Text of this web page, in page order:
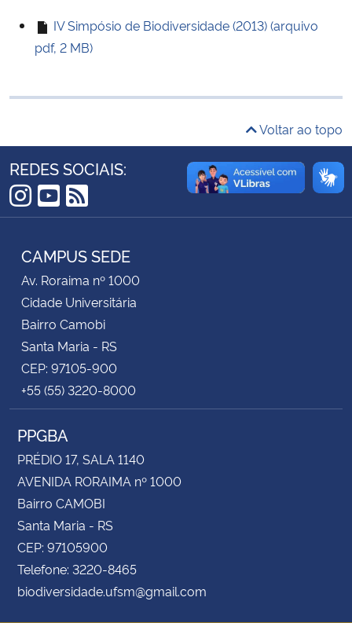
Ministério da Ciência, Tecnologia, Inovações e Comunicações
Ministério do Meio Ambiente
Ministério do Desenvolvimento Regional
Ministério da Mulher, da Família e dos Direitos Humanos
Secretaria-Geral
Secretaria de Governo
Gabinete de Segurança Institucional
Advocacia-Geral da União
IV Simpósio de Biodiversidade (2013) (arquivo
pdf, 2 MB)
Voltar ao topo
REDES SOCIAIS:
Instagram
YouTube
RSS
CAMPUS SEDE
Av. Roraima nº 1000
Cidade Universitária
Bairro Camobi
Santa Maria - RS
CEP: 97105-900
+55 (55) 3220-8000
PPGBA
PRÉDIO 17, SALA 1140
AVENIDA RORAIMA nº 1000
Bairro CAMOBI
Santa Maria - RS
CEP: 97105900
Telefone: 3220-8465
biodiversidade.ufsm@gmail.com